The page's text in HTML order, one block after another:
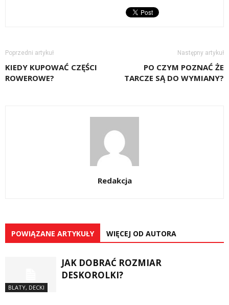
Poprzedni artykuł
KIEDY KUPOWAĆ CZĘŚCI
ROWEROWE?
Następny artykuł
PO CZYM POZNAĆ ŻE
TARCZE SĄ DO WYMIANY?
Redakcja
POWIĄZANE ARTYKUŁY WIĘCEJ OD AUTORA
BLATY, DECKI
JAK DOBRAĆ ROZMIAR
DESKOROLKI?